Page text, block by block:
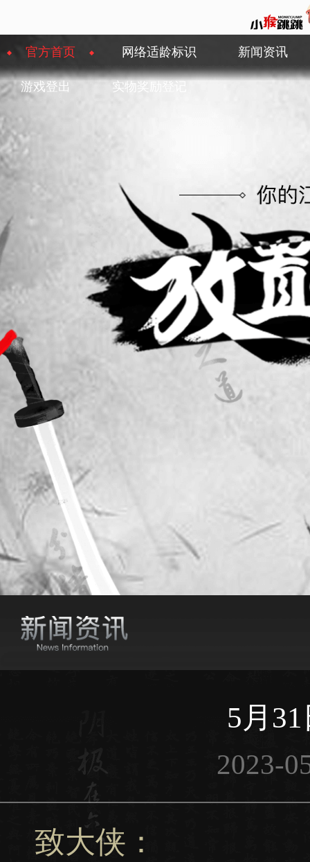
官方首页 网络适龄标识 新闻资讯
游戏登出 实物奖励登记
5月
2023-
致大侠：